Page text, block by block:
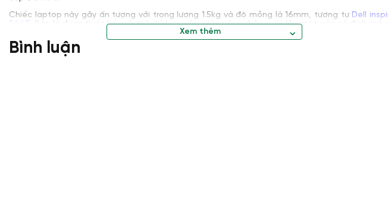
Chiếc laptop này gây ấn tượng với trọng lượng 1.5kg và độ mỏng là 16mm, tương tự Dell
. Bản lề được thiết kế mới tinh tế hơn, vừa giúp nâng thân máy lên một góc cố định mà
giúp tăng trải nghiệm bàn phím, vừa hạn chế mỏi cổ, vừa gia tăng khả năng tản nhiệt.
Xem thêm
Bình luận